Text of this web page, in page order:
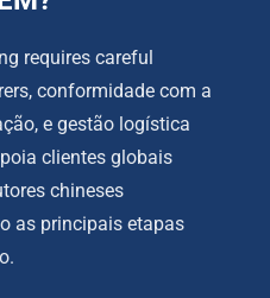
requires careful
, conformidade com a
e gestão logística
clientes globais
chineses
as principais etapas